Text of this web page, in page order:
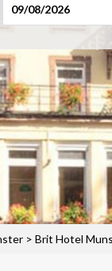
> Brit Hotel